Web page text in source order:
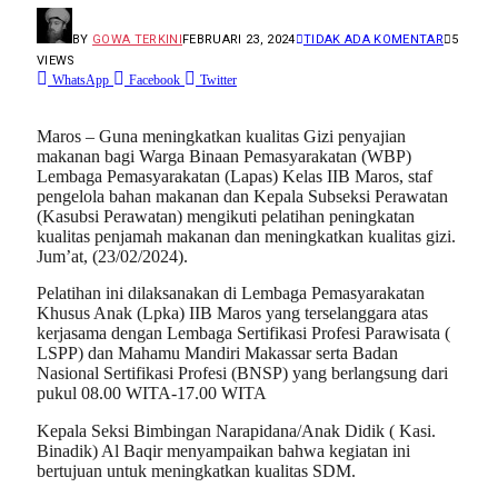
BY GOWA TERKINIFEBRUARI 23, 2024 TIDAK ADA KOMENTAR
5
VIEWS
WhatsApp Facebook Twitter
Maros – Guna meningkatkan kualitas Gizi penyajian
makanan bagi Warga Binaan Pemasyarakatan (WBP)
Lembaga Pemasyarakatan (Lapas) Kelas IIB Maros, staf
pengelola bahan makanan dan Kepala Subseksi Perawatan
(Kasubsi Perawatan) mengikuti pelatihan peningkatan
kualitas penjamah makanan dan meningkatkan kualitas gizi.
Jum’at, (23/02/2024).
Pelatihan ini dilaksanakan di Lembaga Pemasyarakatan
Khusus Anak (Lpka) IIB Maros yang terselanggara atas
kerjasama dengan Lembaga Sertifikasi Profesi Parawisata (
LSPP) dan Mahamu Mandiri Makassar serta Badan
Nasional Sertifikasi Profesi (BNSP) yang berlangsung dari
pukul 08.00 WITA-17.00 WITA
Kepala Seksi Bimbingan Narapidana/Anak Didik ( Kasi.
Binadik) Al Baqir menyampaikan bahwa kegiatan ini
bertujuan untuk meningkatkan kualitas SDM.